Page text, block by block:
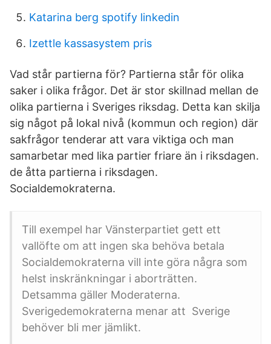
Katarina berg spotify linkedin
Izettle kassasystem pris
Vad står partierna för? Partierna står för olika
saker i olika frågor. Det är stor skillnad mellan de
olika partierna i Sveriges riksdag. Detta kan skilja
sig något på lokal nivå (kommun och region) där
sakfrågor tenderar att vara viktiga och man
samarbetar med lika partier friare än i riksdagen.
de åtta partierna i riksdagen.
Socialdemokraterna.
Till exempel har Vänsterpartiet gett ett
vallöfte om att ingen ska behöva betala
Socialdemokraterna vill inte göra några som
helst inskränkningar i aborträtten.
Detsamma gäller Moderaterna.
Sverigedemokraterna menar att Sverige
behöver bli mer jämlikt.